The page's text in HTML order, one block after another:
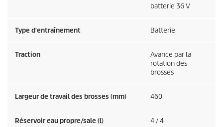
batterie 36 V
Type d'entraînement Batterie
Traction
Avance par la
rotation des
brosses
Largeur de travail des brosses (mm) 460
Réservoir eau propre/sale (l) 4 / 4